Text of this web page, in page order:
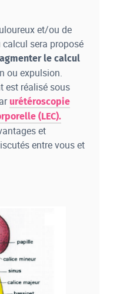
et/ou de
sera proposé
le calcul
ou expulsion.
est réalisé sous
urétéroscopie
(LEC).
et
entre vous et